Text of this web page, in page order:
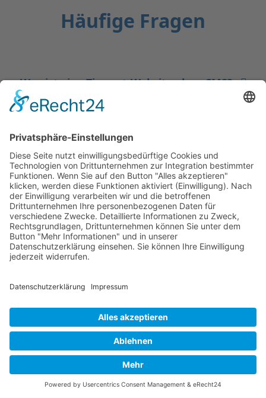
Häufige Fragen
Was ist eine Tierarzt-Website ohne CMS?
Warum entscheiden sich manche
Tierarztpraxen gegen ein CMS?
Wie werden Inhalte ohne CMS
aktualisiert?
CMS?
Wie wirkt sich der Verzicht auf ein CMS
technisch aus?